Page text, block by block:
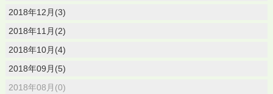
2018年12月(3)
2018年11月(2)
2018年10月(4)
2018年09月(5)
2018年08月(0)